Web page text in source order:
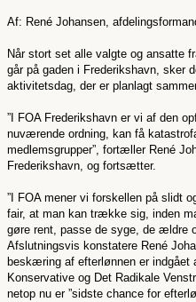
Af: René Johansen,
Når stort set alle valgte og ansatte
går på gaden i Frederikshavn, sker
aktivitetsdag, der er planlagt
”I FOA Frederikshavn er vi af den
nuværende ordning, kan få
medlemsgrupper”, fortæller René
Frederikshavn, og fortsætter.
”I FOA mener vi forskellen på slidt
fair, at man kan trække sig, inden
gøre rent, passe de syge, de ældre
Afslutningsvis konstatere René
beskæring af efterlønnen er indgået
Konservative og Det Radikale
netop nu er ”sidste chance for